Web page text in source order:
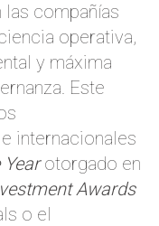
compañías
operativa,
y máxima
Este
internacionales
otorgado en
Awards
o el